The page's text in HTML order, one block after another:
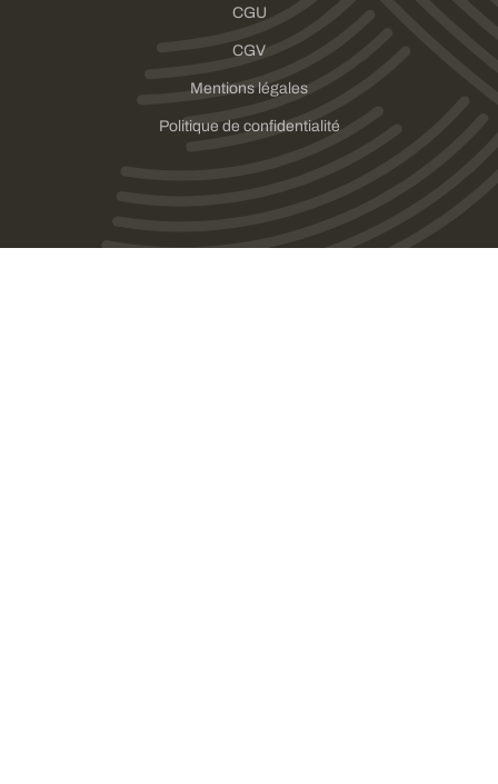
CGU
CGV
Mentions légales
Politique de confidentialité